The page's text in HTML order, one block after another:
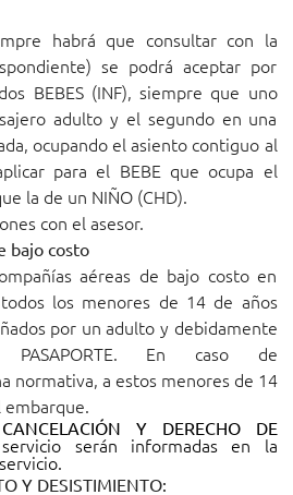
habrá que consultar con la
se podrá aceptar por
BEBES (INF), siempre que uno
adulto y el segundo en una
ocupando el asiento contiguo al
para el BEBE que ocupa el
la de un NIÑO (CHD).
con el asesor.
bajo costo
aéreas de bajo costo en
los menores de 14 de años
por un adulto y debidamente
PASAPORTE. En caso de
normativa, a estos menores de 14
embarque.
Y DERECHO DE
serán informadas en la
Y DESISTIMIENTO: